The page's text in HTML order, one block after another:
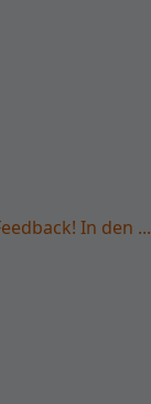
In den ...